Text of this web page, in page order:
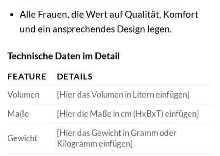
Alle Frauen, die Wert auf Qualität, Komfort
und ein ansprechendes Design legen.
Technische Daten im Detail
FEATURE
DETAILS
Volumen
[Hier das Volumen in Litern einfügen]
Maße
[Hier die Maße in cm (HxBxT) einfügen]
Gewicht
[Hier das Gewicht in Gramm oder
Kilogramm einfügen]